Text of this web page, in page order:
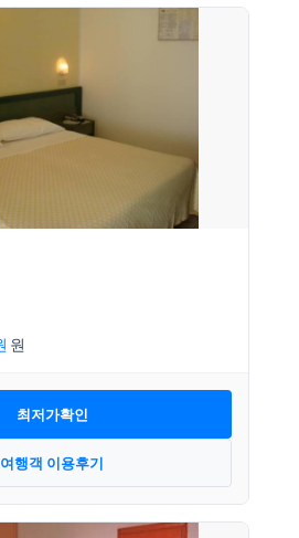
최저가확인
여행객 이용후기